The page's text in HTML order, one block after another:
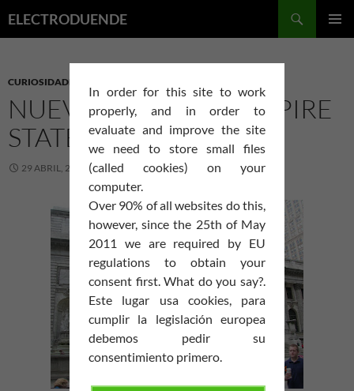
In order for this site to work
properly, and in order to
evaluate and improve the site
we need to store small files
(called cookies) on your
computer.
Over 90% of all websites do this,
however, since the 25th of May
2011 we are required by EU
regulations to obtain your
consent first. What do you say?.
Este lugar usa cookies, para
cumplir la legislación europea
debemos pedir su
consentimiento primero.
ELECTRODUENDE
CURIOSIDADES
NUEVA YORK «THE EMPIRE
STATE»
29 ABRIL, 2007 ELDUENDE 2 COMENTARIOS